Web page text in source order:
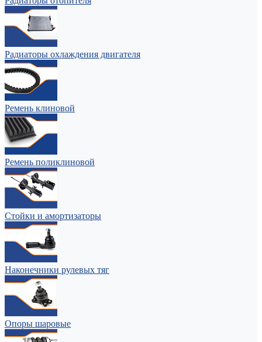
Радиаторы охлаждения двигателя
Ремень клиновой
Ремень поликлиновой
Стойки и амортизаторы
Наконечники рулевых тяг
Опоры шаровые